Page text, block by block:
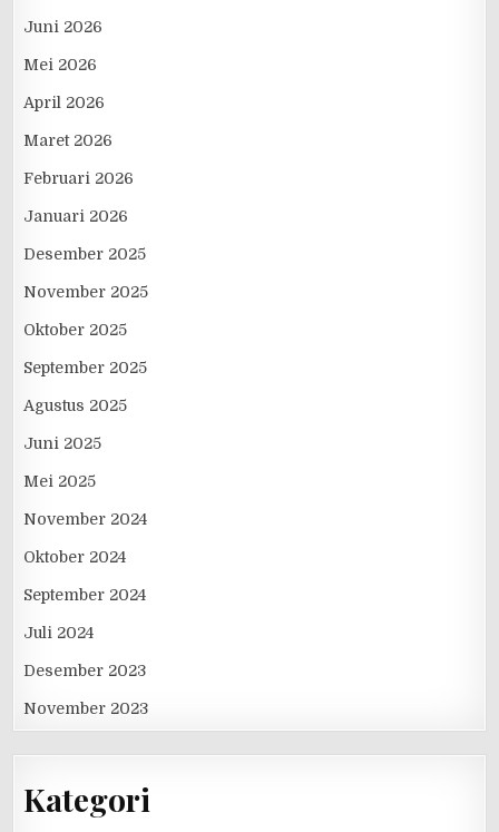
Juni 2026
Mei 2026
April 2026
Maret 2026
Februari 2026
Januari 2026
Desember 2025
November 2025
Oktober 2025
September 2025
Agustus 2025
Juni 2025
Mei 2025
November 2024
Oktober 2024
September 2024
Juli 2024
Desember 2023
November 2023
Kategori